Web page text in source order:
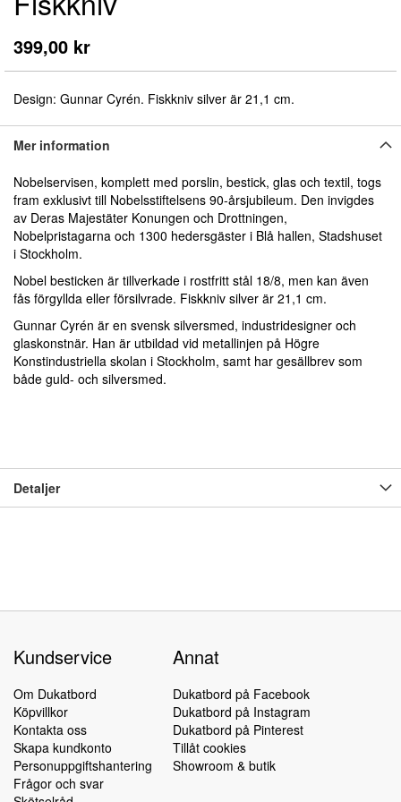
399,00 kr
Design: Gunnar Cyrén. Fiskkniv silver är 21,1 cm.
av
bildgalleriet
Mer information
Nobelservisen, komplett med porslin, bestick, glas och textil, togs
fram exklusivt till Nobelsstiftelsens 90-årsjubileum. Den invigdes
av Deras Majestäter Konungen och Drottningen,
Nobelpristagarna och 1300 hedersgäster i Blå hallen, Stadshuset
i Stockholm.
Nobel besticken är tillverkade i rostfritt stål 18/8, men kan även
fås förgyllda eller försilvrade. Fiskkniv silver är 21,1 cm.
Gunnar Cyrén är en svensk silversmed, industridesigner och
glaskonstnär. Han är utbildad vid metallinjen på Högre
Konstindustriella skolan i Stockholm, samt har gesällbrev som
både guld- och silversmed.
Detaljer
Kundservice
Om Dukatbord
Köpvillkor
Kontakta oss
Skapa kundkonto
Personuppgiftshantering
Frågor och svar
Annat
Dukatbord på Facebook
Dukatbord på Instagram
Dukatbord på Pinterest
Tillåt cookies
Showroom & butik